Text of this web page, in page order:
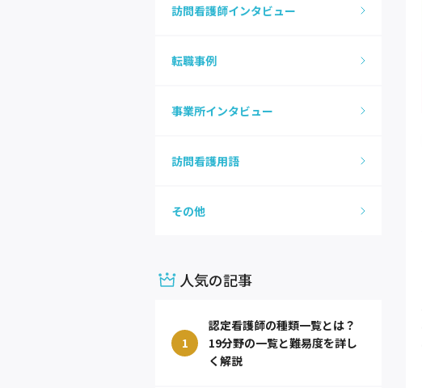
訪問看護師インタビュー
転職事例
事業所インタビュー
訪問看護用語
その他
人気の記事
1
認定看護師の種類一覧とは？
19分野の一覧と難易度を詳し
く解説